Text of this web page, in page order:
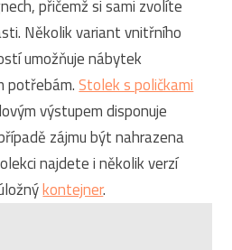
přičemž si sami zvolíte
Několik variant vnitřního
umožňuje nábytek
potřebám.Stolek s poličkami
výstupem disponuje
zájmu být nahrazena
najdete i několik verzí
kontejner.